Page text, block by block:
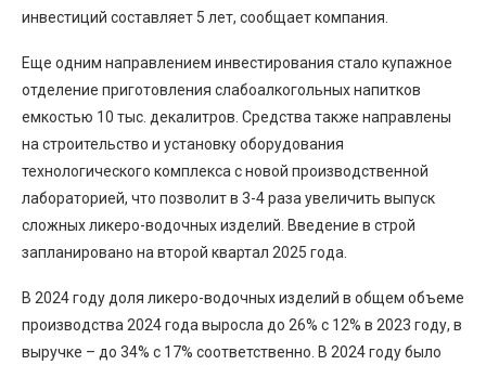
инвестиций составляет 5 лет, сообщает компания.
Еще одним направлением инвестирования стало купажное
отделение приготовления слабоалкогольных напитков
емкостью 10 тыс. декалитров. Средства также направлены
на строительство и установку оборудования
технологического комплекса с новой производственной
лабораторией, что позволит в 3-4 раза увеличить выпуск
сложных ликеро-водочных изделий. Введение в строй
запланировано на второй квартал 2025 года.
В 2024 году доля ликеро-водочных изделий в общем объеме
производства 2024 года выросла до 26% с 12% в 2023 году, в
выручке – до 34% с 17% соответственно. В 2024 году было